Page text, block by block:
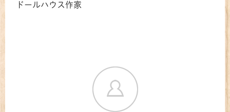
ドールハウス作家